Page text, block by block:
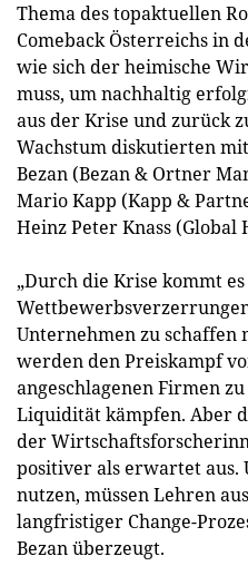
Thema des topaktuellen
Comeback Österreichs in
wie sich der heimische
muss, um nachhaltig
aus der Krise und zurück
Wachstum diskutierten
Bezan (Bezan & Ortner
Mario Kapp (Kapp &
Heinz Peter Knass (Global
„Durch die Krise kommt
Unternehmen zu schaffen
werden den Preiskampf
angeschlagenen Firmen
Liquidität kämpfen. Aber
der
positiver als erwartet aus.
nutzen, müssen Lehren
langfristiger Change-
Bezan überzeugt.